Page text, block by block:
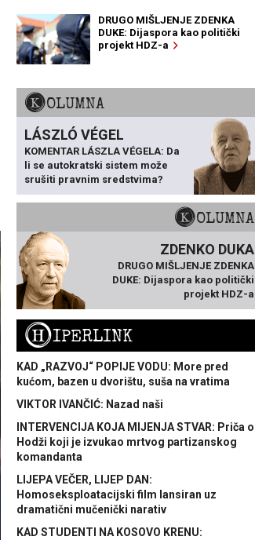
DRUGO MIŠLJENJE ZDENKA
DUKE: Dijaspora kao politički
projekt HDZ-a
KOLUMNA
LÁSZLÓ VÉGEL
KOMENTAR LÁSZLA VÉGELA: Da
li se autokratski sistem može
srušiti pravnim sredstvima?
KOLUMNA
ZDENKO DUKA
DRUGO MIŠLJENJE ZDENKA
DUKE: Dijaspora kao politički
projekt HDZ-a
HIPERLINK
KAD „RAZVOJ“ POPIJE VODU: More pred
kućom, bazen u dvorištu, suša na vratima
VIKTOR IVANČIĆ: Nazad naši
INTERVENCIJA KOJA MIJENJA STVAR: Priča o
Hodži koji je izvukao mrtvog partizanskog
komandanta
LIJEPA VEČER, LIJEP DAN:
Homoseksploatacijski film lansiran uz
dramatični mučenički narativ
KAD STUDENTI NA KOSOVO KRENU: